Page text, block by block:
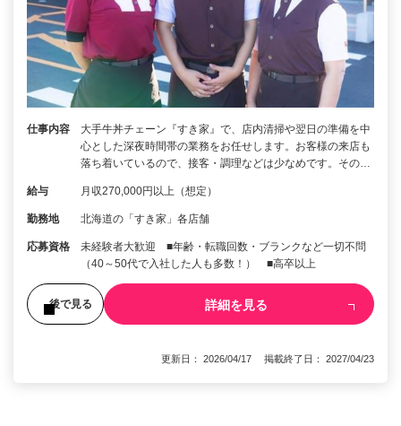
仕事内容
大手牛丼チェーン『すき家』で、店内清掃や翌日の準備を中
心とした深夜時間帯の業務をお任せします。お客様の来店も
落ち着いているので、接客・調理などは少なめです。その…
給与 月収270,000円以上（想定）
勤務地 北海道の「すき家」各店舗
応募資格
未経験者大歓迎 ■年齢・転職回数・ブランクなど一切不問
（40～50代で入社した人も多数！） ■高卒以上
後で見る 詳細を見る
更新日： 2026/04/17 掲載終了日： 2027/04/23